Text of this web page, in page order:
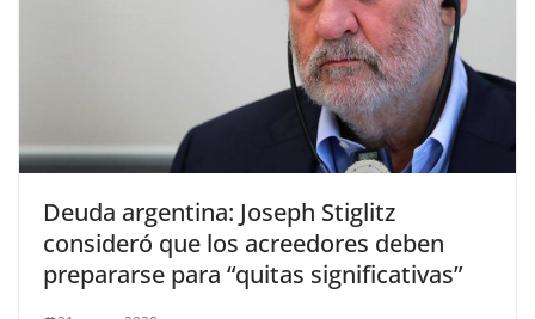
Deuda argentina: Joseph Stiglitz
consideró que los acreedores deben
prepararse para “quitas significativas”